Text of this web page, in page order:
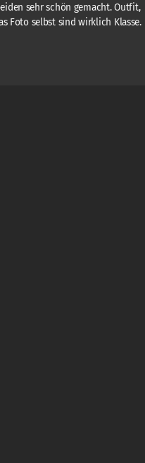
sehr schön gemacht. Outfit,
Foto selbst sind wirklich Klasse.